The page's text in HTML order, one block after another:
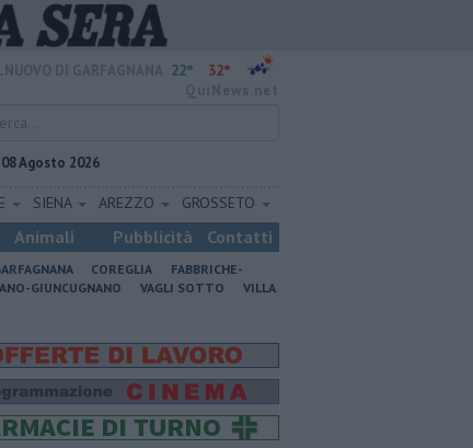
22° 32°
08 Agosto 2026
SIENA AREZZO GROSSETO
Animali Pubblicità Contatti
COREGLIA
FABBRICHE-
GIUNCUGNANO VAGLI SOTTO
VILLA